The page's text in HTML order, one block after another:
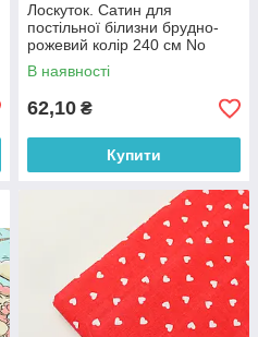
Лоскуток. Сатин для
постільної білизни брудно-
рожевий колір 240 см No
ПС-0019, 27*240 см
В наявності
62,10 ₴
Купити